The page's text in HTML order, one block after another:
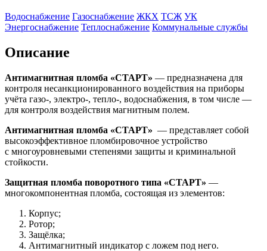
Водоснабжение Газоснабжение ЖКХ ТСЖ УК
Энергоснабжение Теплоснабжение Коммунальные службы
Описание
Антимагнитная пломба «СТАРТ» — предназначена для
контроля несанкционированного воздействия на приборы
учёта газо-, электро-, тепло-, водоснабжения, в том числе —
для контроля воздействия магнитным полем.
Антимагнитная пломба «СТАРТ» — представляет собой
высокоэффективное пломбировочное устройство
с многоуровневыми степенями защиты и криминальной
стойкости.
Защитная пломба поворотного типа «СТАРТ» —
многокомпонентная пломба, состоящая из элементов:
Корпус;
Ротор;
Защёлка;
Антимагнитный индикатор с ложем под него.